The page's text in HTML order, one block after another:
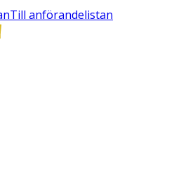
Till anförandelistan